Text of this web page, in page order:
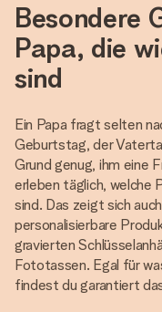
Besondere
Papa, die
sind
Ein Papa fragt selten
Geburtstag, der
Grund genug, ihm eine
erleben täglich, welche
sind. Das zeigt sich
personalisierbare
gravierten
Fototassen. Egal für
findest du garantiert